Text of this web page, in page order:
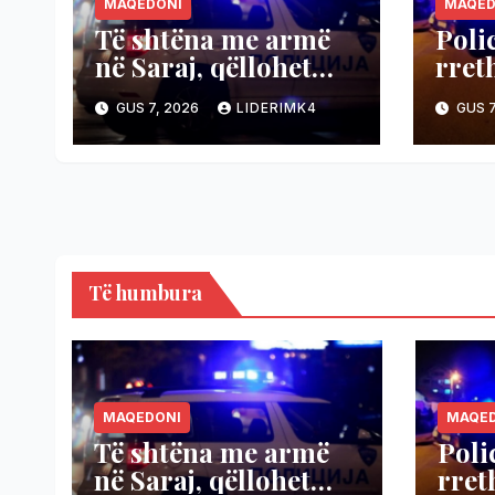
MAQEDONI
Të shtëna me armë
në Saraj, qëllohet
vetura, shpëtuan dy
persona
GUS 7, 2026 LIDERIMK4 GUS
Të humbura
MAQEDONI
Të shtëna me armë
në Saraj, qëllohet